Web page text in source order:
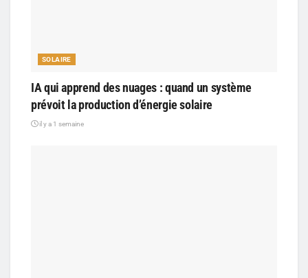
SOLAIRE
IA qui apprend des nuages : quand un système
prévoit la production d’énergie solaire
il y a 1 semaine